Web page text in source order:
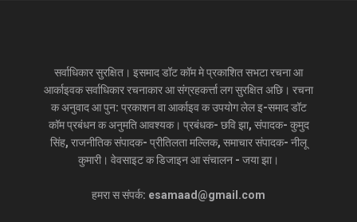
सर्वाधिकार सुरक्षित। इसमाद डॉट कॉम मे प्रकाशित सभटा रचना आ
आर्काइवक सर्वाधिकार रचनाकार आ संग्रहकर्त्ता लग सुरक्षित अछि। रचना
क अनुवाद आ पुन: प्रकाशन वा आर्काइव क उपयोग लेल इ-समाद डॉट
कॉम प्रबंधन क अनुमति आवश्यक। प्रबंधक- छवि झा, संपादक- कुमुद
सिंह, राजनीतिक संपादक- प्रीतिलता मल्लिक, समाचार संपादक- नीलू
कुमारी। वेवसाइट क डिजाइन आ संचालन - जया झा।
हमरा स संपर्क: esamaad@gmail.com